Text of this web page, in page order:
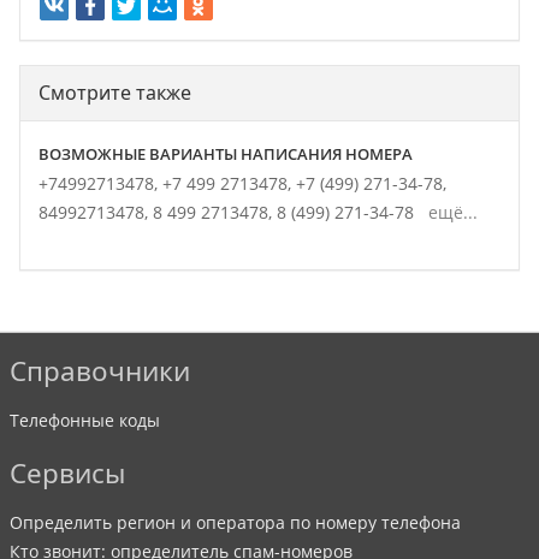
Смотрите также
ВОЗМОЖНЫЕ ВАРИАНТЫ НАПИСАНИЯ НОМЕРА
+74992713478, +7 499 2713478, +7 (499) 271-34-78,
84992713478, 8 499 2713478, 8 (499) 271-34-78 ещё...
Справочники
Телефонные коды
Сервисы
Определить регион и оператора по номеру телефона
Кто звонит: определитель спам-номеров